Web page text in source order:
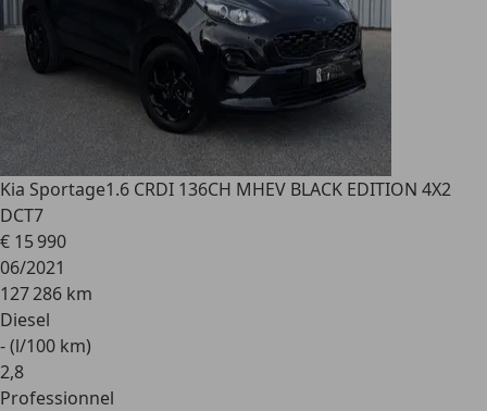
Kia Sportage1.6 CRDI 136CH MHEV BLACK EDITION 4X2
DCT7
€ 15 990
06/2021
127 286 km
Diesel
- (l/100 km)
2,8
Professionnel